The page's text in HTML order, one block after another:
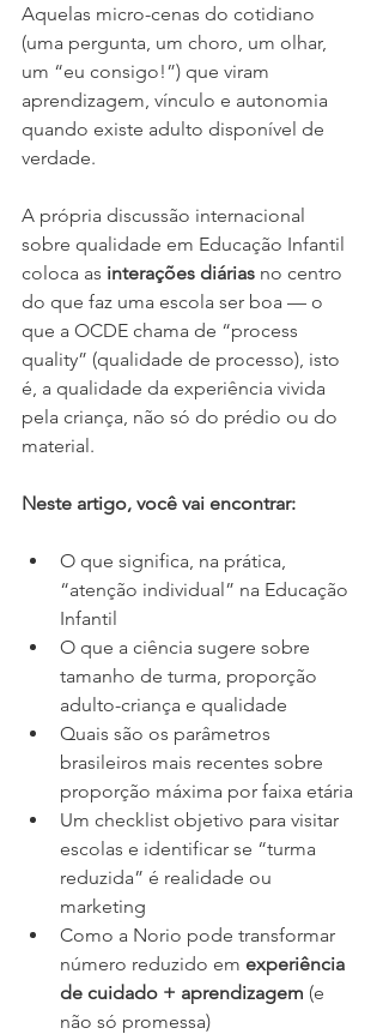
Aquelas micro-cenas do cotidiano
(uma pergunta, um choro, um olhar,
um “eu consigo!”) que viram
aprendizagem, vínculo e autonomia
quando existe adulto disponível de
verdade.
A própria discussão internacional
sobre qualidade em Educação Infantil
coloca as interações diárias no centro
do que faz uma escola ser boa — o
que a OCDE chama de “process
quality” (qualidade de processo), isto
é, a qualidade da experiência vivida
pela criança, não só do prédio ou do
material.
Neste artigo, você vai encontrar:
O que significa, na prática,
“atenção individual” na Educação
Infantil
O que a ciência sugere sobre
tamanho de turma, proporção
adulto-criança e qualidade
Quais são os parâmetros
brasileiros mais recentes sobre
proporção máxima por faixa etária
Um checklist objetivo para visitar
escolas e identificar se “turma
reduzida” é realidade ou
marketing
Como a Norio pode transformar
número reduzido em experiência
de cuidado + aprendizagem (e
não só promessa)